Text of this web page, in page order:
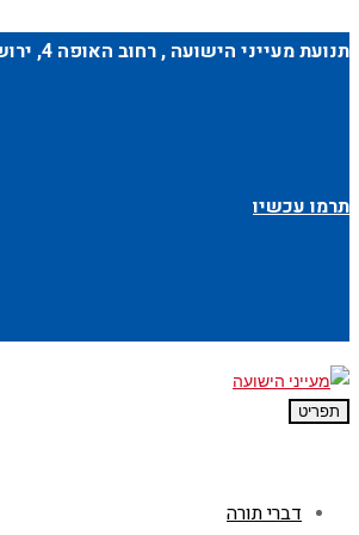
תנועת מעייני הישועה ,רחוב האופה 4 ,
תרמו עכשיו
תפריט
דברי תורה